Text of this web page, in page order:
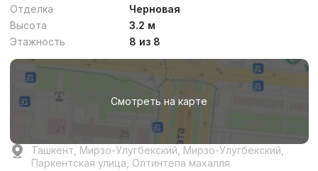
от сум/м²
Сдан 2022,Николай
3к квартира, 78 м²
+998 (90) 985...
Премиум
Отделка
Черновая
Высота
3.2 м
Этажность
8 из 8
Смотреть на карте
Ташкент, Мирзо-Улугбекский, Мирзо-Улугбекский,
Паркентская улица, Олтинтепа махалля